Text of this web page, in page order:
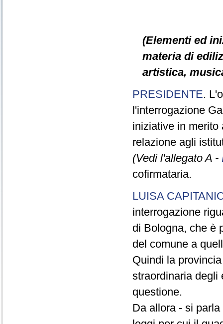
(Elementi ed
materia di
artistica,
PRESIDENTE.
l'interrogazione
iniziative in merito
relazione agli
(Vedi l'allegato A -
cofirmataria.
LUISA
interrogazione
di Bologna, che è
del comune a
Quindi la
straordinaria degli
questione.
Da allora - si